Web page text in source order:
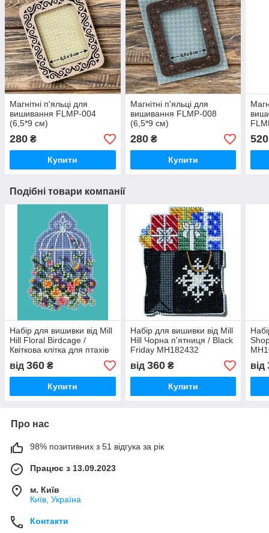
Магнітні п'яльці для
вишивання FLMP-004
(6,5*9 см)
280 ₴
Купити
Магнітні п'яльці для
вишивання FLMP-008
(6,5*9 см)
280₴
Купити
520
Подібні товари компанії
Набір для вишивки від Mill
Hill Floral Birdcage /
Квіткова клітка для птахів
від 360 ₴
Купити
Набір для вишивки від Mill
Hill Чорна п'ятниця / Black
Friday MH182432
від 360₴
Купити
від
Про нас
98% позитивних з 51 відгука за рік
Працює з 13.09.2023
м. Київ
Київ, Україна
Контакти